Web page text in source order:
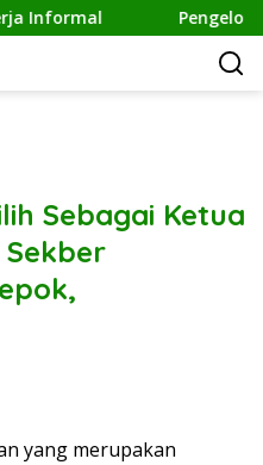
Pengelolaan
Sebagai Ketua
Sekber
yang merupakan